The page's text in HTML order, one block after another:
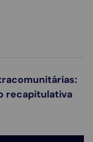
recapitulativa